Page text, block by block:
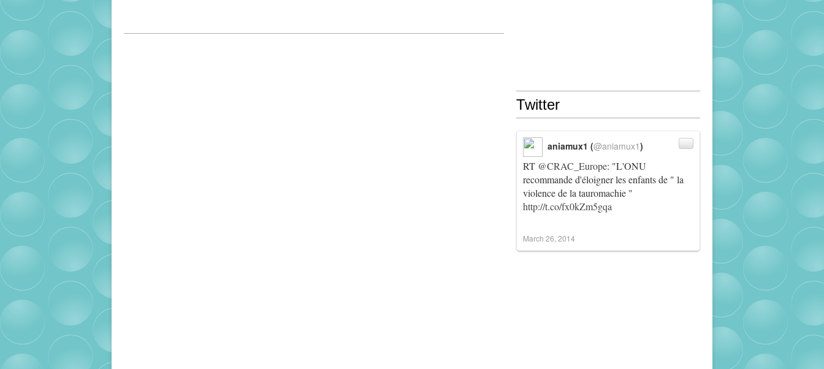
Twitter
RT @CRAC_Europe: "L'ONU
recommande d'éloigner les enfants de " la
violence de la tauromachie "
http://t.co/fx0kZm5gqa
aniamux1 (@aniamux1)
March 26, 2014